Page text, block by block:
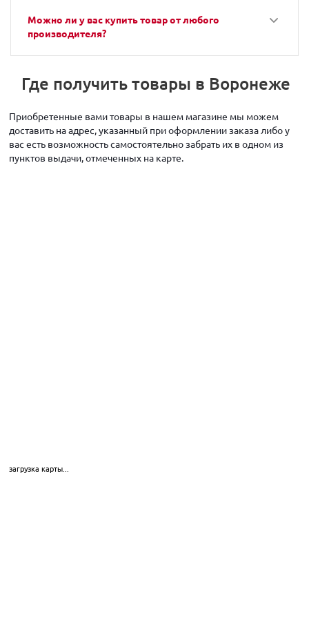
Можно ли у вас купить товар от любого
производителя?
Где получить товары в Воронеже
Приобретенные вами товары в нашем магазине мы можем
доставить на адрес, указанный при оформлении заказа либо у
вас есть возможность самостоятельно забрать их в одном из
пунктов выдачи, отмеченных на карте.
загрузка карты...